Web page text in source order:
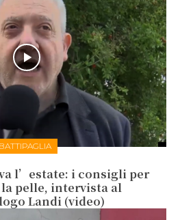
BATTIPAGLIA
l’estate: i consigli per
pelle, intervista al
Landi (video)